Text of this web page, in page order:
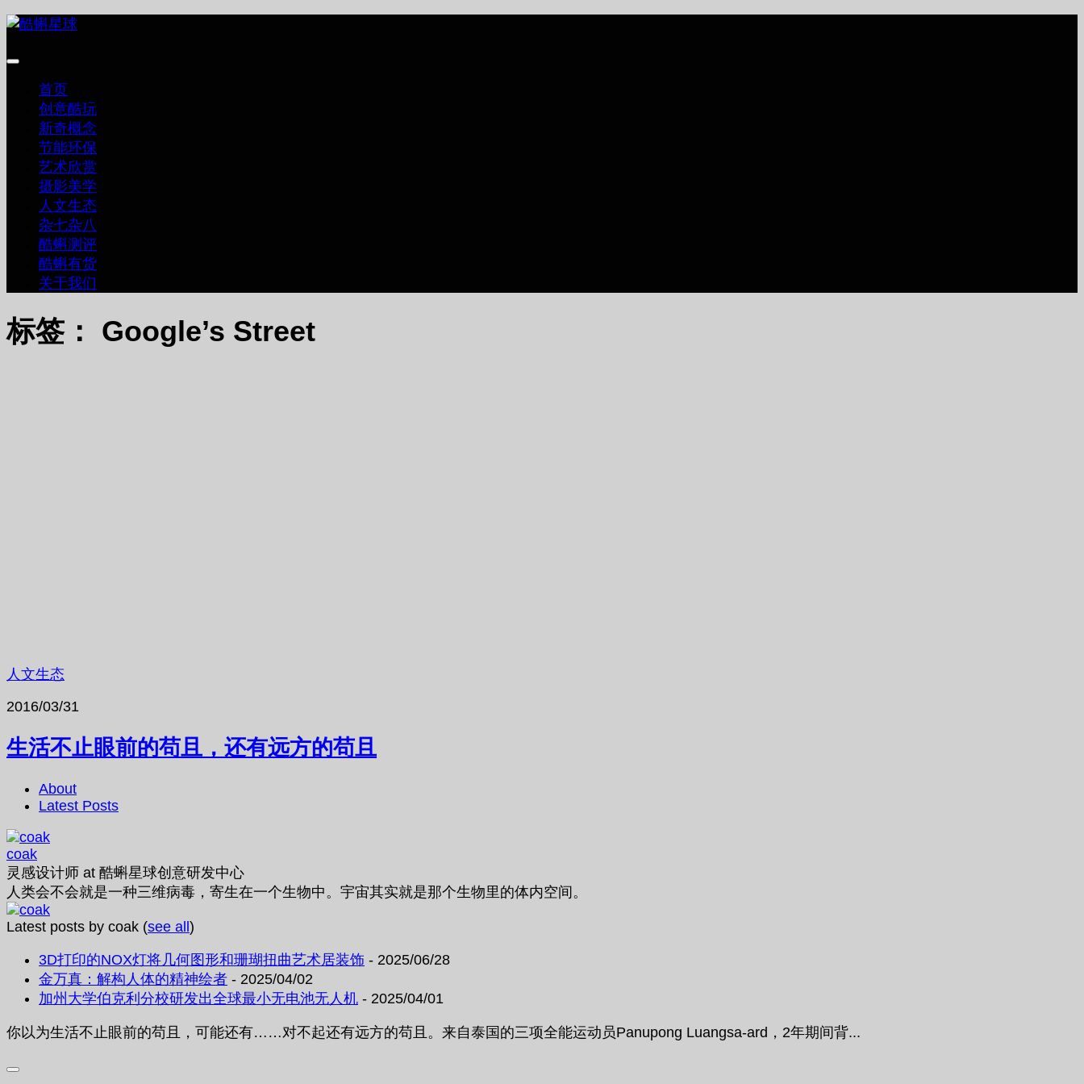
跳
内
首页
创意酷玩
新奇概念
节能环保
艺术欣赏
摄影美学
人文生态
杂七杂八
酷蝌测评
酷蝌有货
关于我们
标签： Google’s Street
人文生态
2016/03/31
生活不止眼前的苟且，还有远方的苟且
About
Latest Posts
coak
灵感设计师 at 酷蝌星球创意研发中心
人类会不会就是一种三维病毒，寄生在一个生物中。宇宙其实就是那个生物里的体内空间。
Latest posts by coak (see all)
3D打印的NOX灯将几何图形和珊瑚扭曲艺术居装饰 - 2025/06/28
金万真：解构人体的精神绘者 - 2025/04/02
加州大学伯克利分校研发出全球最小无电池无人机 - 2025/04/01
你以为生活不止眼前的苟且，可能还有……对不起还有远方的苟且。来自泰国的三项全能运动员Panupong Luangsa-ard，2年期间背...